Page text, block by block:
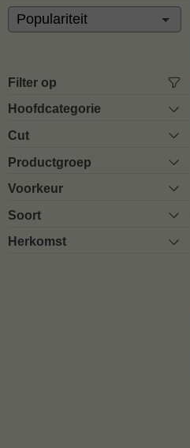
Filter op
Hoofdcategorie
Cut
Productgroep
Voorkeur
Soort
Herkomst